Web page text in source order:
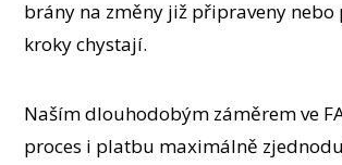
brány na změny již připraveny nebo
kroky chystají.
Naším dlouhodobým záměrem ve
proces i platbu maximálně